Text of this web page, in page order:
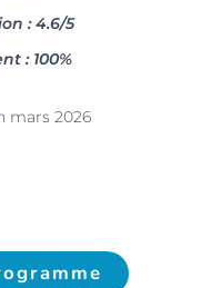
: 4.6/5
: 100%
mars 2026